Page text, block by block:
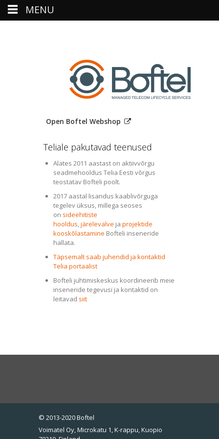
Open Boftel Webshop
Teliale pakutavad teenused
Alates 2011 aastast on aktiivvõrgu
seadmehooldus Telia Eesti võrgus
teostatav Bofteli poolt.
2017 aastal lisandus kaablivõrguga
tegelev üksus, millega seoses
on sideehitiste
hooldus,järelevalve ja projektide
kooskõlastamine Bofteli inseneride
hallata.
Täpsemalt saab juhendid ja kontaktid
Telia portaalist
Bofteli juhtimiskeskus koordineerib meie
inseneride tegevusi ja kontaktid on
leitavad siit
© 2013-2020 Boftel
Voimatel Oy, Microkatu 1, K-rappu, Kuopio
MENU